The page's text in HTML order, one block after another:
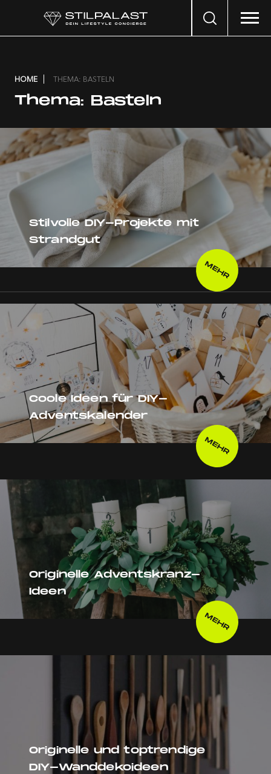
Search
HOME THEMA: BASTELN
Thema: Basteln
Stilvolle DIY-Projekte mit
Strandgut
MEHR
Coole Ideen für DIY-
Adventskalender
MEHR
Originelle Adventskranz-
Ideen
MEHR
Originelle und toptrendige
DIY-Wanddekoideen